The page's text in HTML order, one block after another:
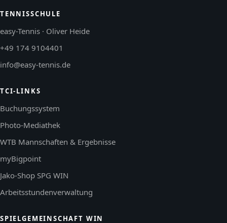
TENNISSCHULE
easy-Tennis · Oliver Heide
+49 174 9104401
info@easy-tennis.de
TCI-LINKS
Buchungssystem
Photo-Mediathek
WTB Mannschaften & Ergebnisse
myBigpoint
Jako-Shop SPG WIN
Arbeitsstundenverwaltung
SPIELGEMEINSCHAFT WIN